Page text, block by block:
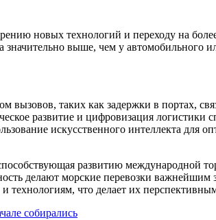
новых технологий и переходу на
значительно выше, чем у автомобильного
вызовов, таких как задержки в портах,
развитие и цифровизация логистики
искусственного интеллекта для
развитию международной
делают морские перевозки
технологиям, что делает их
собирались